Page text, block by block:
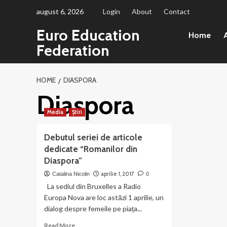
august 6, 2026 Login About Contact
Euro Education
Federation
Home
HOME DIASPORA
Diaspora
Media Știri
Debutul seriei de articole
dedicate “Romanilor din
Diaspora”
Catalina Nicolin aprilie 1, 2017 0
La sediul din Bruxelles a Radio
Europa Nova are loc astăzi 1 aprilie, un
dialog despre femeile pe piața...
Read MoreRead